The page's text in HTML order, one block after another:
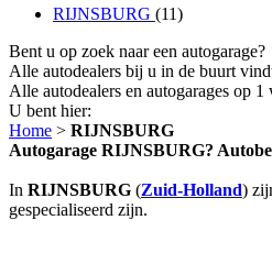
RIJNSBURG (11)
Bent u op zoek naar een autogarage?
Alle autodealers bij u in de buurt
Alle autodealers en autogarages op 1
U bent hier:
Home > RIJNSBURG
Autogarage RIJNSBURG?
In RIJNSBURG (Zuid-Holland)
gespecialiseerd zijn.